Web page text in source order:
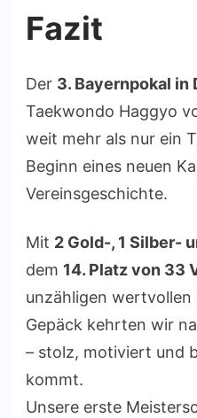
Fazit
Der 3. Bayernpokal in
Taekwondo Haggyo
weit mehr als nur ein
Beginn eines neuen
Vereinsgeschichte.
Mit 2 Gold-, 1 Silber-
dem 14. Platz von 33
unzähligen wertvollen
Gepäck kehrten wir
– stolz, motiviert und
kommt.
Unsere erste